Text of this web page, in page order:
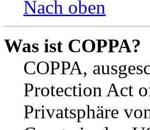
Nach oben
Was ist COPPA?
COPPA,
Protection Act
Privatsphäre